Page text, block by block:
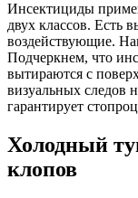
Инсектициды
двух классов. Есть
воздействующие.
Подчеркнем, что
вытираются с
визуальных следов
гарантирует
Холодный
клопов